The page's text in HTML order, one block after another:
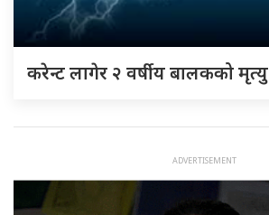
करेन्ट लागेर २ वर्षीय बालकको मृत्यु